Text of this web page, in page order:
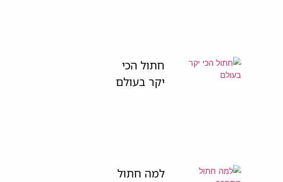
חתול הכי
יקר בעולם
למה חתול